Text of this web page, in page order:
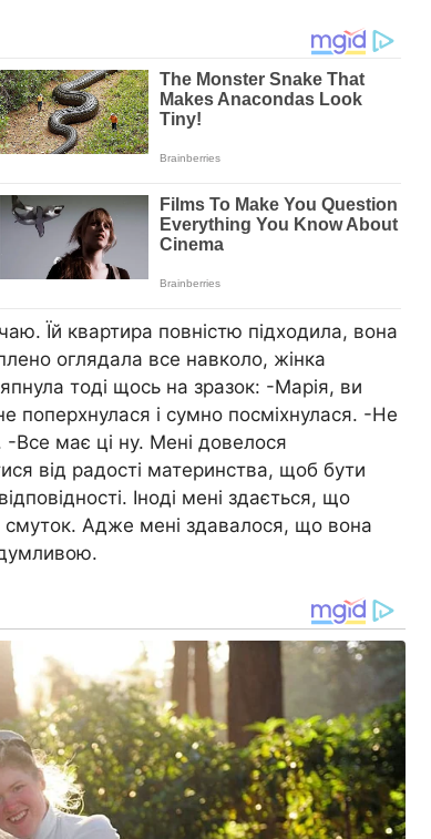
Їй квартира повністю підходила, вона
оглядала все навколо, жінка
тоді щось на зразок: -Марія, ви
поперхнулася і сумно посміхнулася. -Не
Все має ці ну. Мені довелося
від радості материнства, щоб бути
Іноді мені здається, що
Адже мені здавалося, що вона